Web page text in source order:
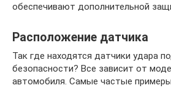
обеспечивают дополнительной
Расположение датчика
Так где находятся датчики удара
безопасности? Все зависит от
автомобиля. Самые частые